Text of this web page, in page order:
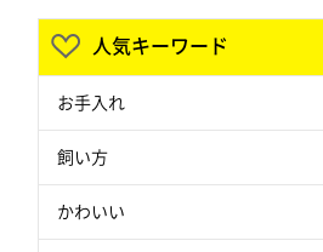
人気キーワード
お手入れ
飼い方
かわいい